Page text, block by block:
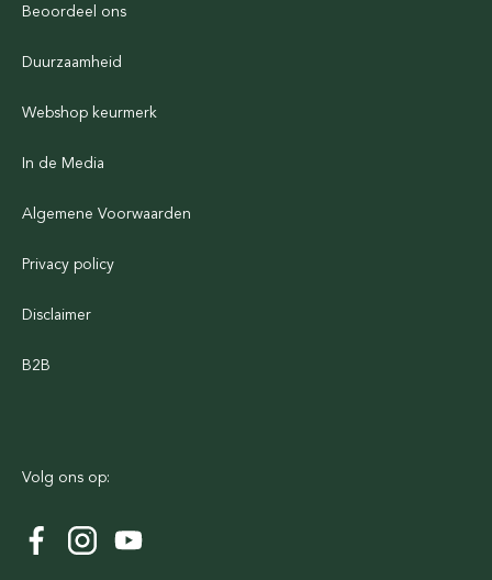
Beoordeel ons
Duurzaamheid
Webshop keurmerk
In de Media
Algemene Voorwaarden
Privacy policy
Disclaimer
B2B
Volg ons op: